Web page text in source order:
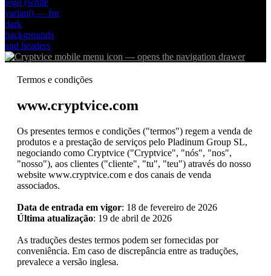
Termos e condições
www.cryptvice.com
Os presentes termos e condições ("termos") regem a venda de
produtos e a prestação de serviços pelo Pladinum Group SL,
negociando como Cryptvice ("Cryptvice", "nós", "nos",
"nosso"), aos clientes ("cliente", "tu", "teu") através do nosso
website www.cryptvice.com e dos canais de venda
associados.
Data de entrada em vigor: 18 de fevereiro de 2026
Última atualização: 19 de abril de 2026
As traduções destes termos podem ser fornecidas por
conveniência. Em caso de discrepância entre as traduções,
prevalece a versão inglesa.